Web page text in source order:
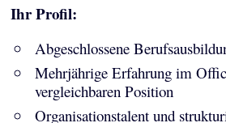
Ihr Profil:
Abgeschlossene
Mehrjährige Erfahrung im
vergleichbaren Position
Organisationstalent und